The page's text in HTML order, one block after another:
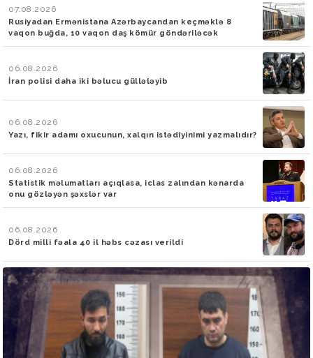
07.08.2026
Rusiyadan Ermənistana Azərbaycandan keçməklə 8
vaqon buğda, 10 vaqon daş kömür göndəriləcək
06.08.2026
İran polisi daha iki bəlucu güllələyib
06.08.2026
Yazı, fikir adamı oxucunun, xalqın istədiyinimi yazmalıdır?
06.08.2026
Statistik məlumatları açıqlasa, iclas zalından kənarda
onu gözləyən şəxslər var
06.08.2026
Dörd milli fəala 40 il həbs cəzası verildi